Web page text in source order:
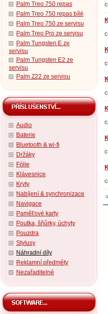
Palm Treo 750 repas
Palm Treo 750 repas bílé
Palm Treo 750 ze servisu
Palm Treo Pro ze servisu
Palm Tungsten E ze
servisu
Palm Tungsten E2 ze
servisu
Palm Z22 ze servisu
Audio
Baterie
Bluetooth & wi-fi
Držáky
Fólie
Klávesnice
Kryty
Nabíjení & synchronizace
Navigace
Paměťové karty
Poutka, šňůrky, úchyty
Pouzdra
Stylusy
Náhradní díly
Reklamní předměty
Nezařaditelné